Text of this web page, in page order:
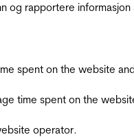
og rapportere informasjon
spent on the website
time spent on the
operator.